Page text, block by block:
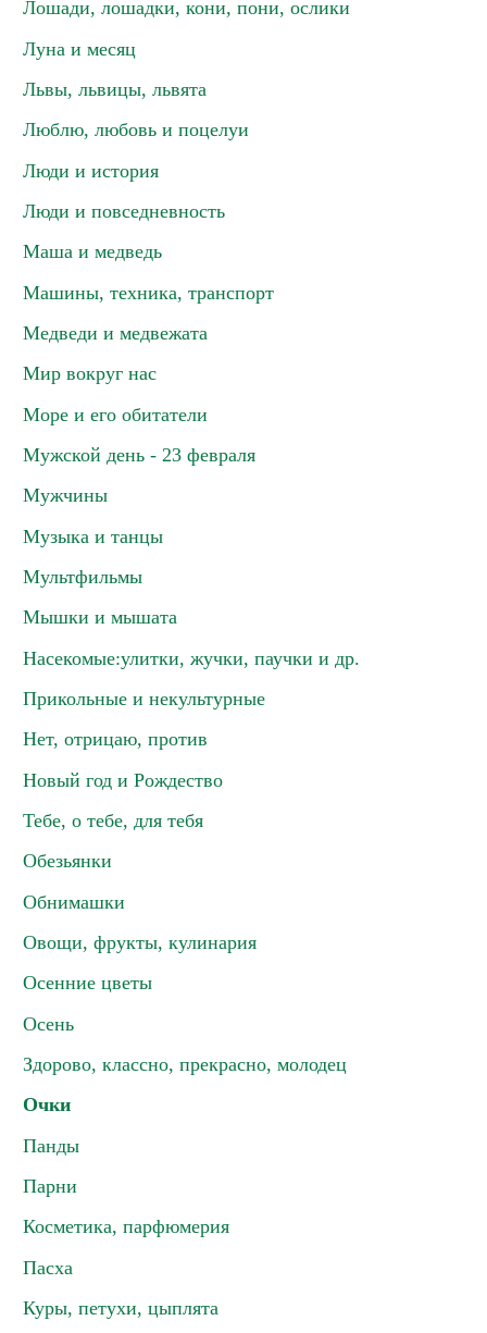
Лошади, лошадки, кони, пони, ослики
Луна и месяц
Львы, львицы, львята
Люблю, любовь и поцелуи
Люди и история
Люди и повседневность
Маша и медведь
Машины, техника, транспорт
Медведи и медвежата
Мир вокруг нас
Море и его обитатели
Мужской день - 23 февраля
Мужчины
Музыка и танцы
Мультфильмы
Мышки и мышата
Насекомые:улитки, жучки, паучки и др.
Прикольные и некультурные
Нет, отрицаю, против
Новый год и Рождество
Тебе, о тебе, для тебя
Обезьянки
Обнимашки
Овощи, фрукты, кулинария
Осенние цветы
Осень
Здорово, классно, прекрасно, молодец
Очки
Панды
Парни
Косметика, парфюмерия
Пасха
Куры, петухи, цыплята